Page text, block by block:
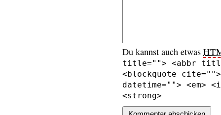
Du kannst auch etwas
title=""> <abbr
<blockquote
datetime=""> <em>
<strong>